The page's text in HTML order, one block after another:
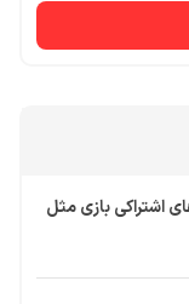
اشتراکی بازی مثل